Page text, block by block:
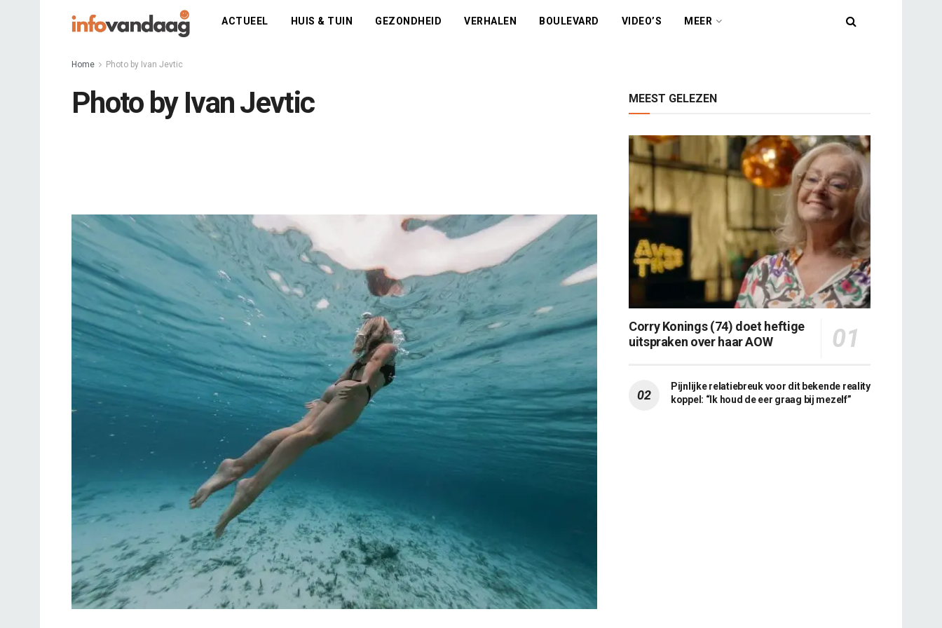
ACTUEEL HUIS & TUIN GEZONDHEID VERHALEN BOULEVARD VIDEO’S MEER
Home Photo by Ivan Jevtic
Photo by Ivan Jevtic MEEST GELEZEN
Corry Konings (74) doet heftige
uitspraken over haar AOW
Pijnlijke relatiebreuk voor dit bekende reality
koppel: “Ik houd de eer graag bij mezelf”